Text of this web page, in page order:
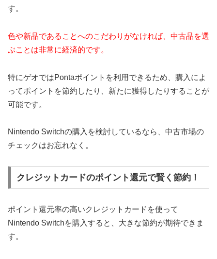
す。
色や新品であることへのこだわりがなければ、中古品を選
ぶことは非常に経済的です。
特にゲオではPontaポイントを利用できるため、購入によ
ってポイントを節約したり、新たに獲得したりすることが
可能です。
Nintendo Switchの購入を検討しているなら、中古市場の
チェックはお忘れなく。
クレジットカードのポイント還元で賢く節約！
ポイント還元率の高いクレジットカードを使って
Nintendo Switchを購入すると、大きな節約が期待できま
す。